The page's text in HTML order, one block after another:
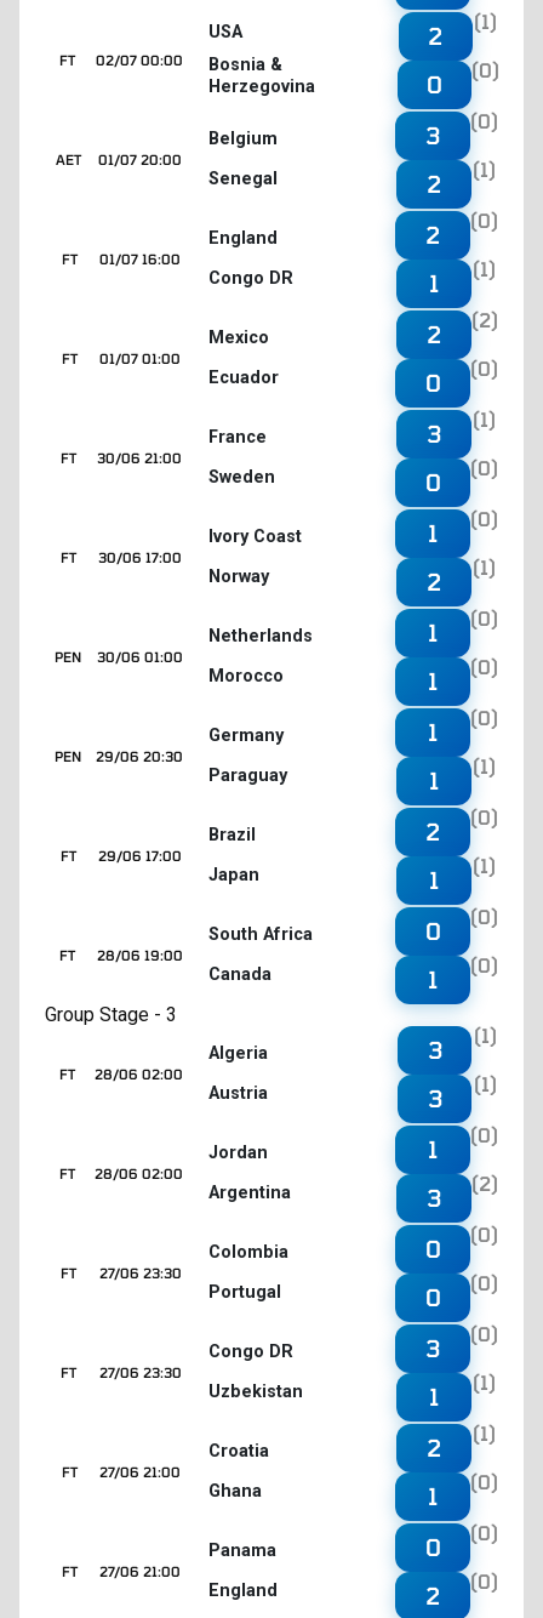
02/07 00:00
FT
USA
Bosnia &
Herzegovina
2
(1)
0
(0)
01/07 20:00
AET
Belgium
Senegal
3
(0)
2
(1)
01/07 16:00
FT
England
Congo DR
2
(0)
1
(1)
01/07 01:00
FT
Mexico
Ecuador
2
(2)
0
(0)
30/06 21:00
FT
France
Sweden
3
(1)
0
(0)
30/06 17:00
FT
Ivory Coast
Norway
1
(0)
2
(1)
30/06 01:00
PEN
Netherlands
Morocco
1
(0)
1
(0)
29/06 20:30
PEN
Germany
Paraguay
1
(0)
1
(1)
29/06 17:00
FT
Brazil
Japan
2
(0)
1
(1)
28/06 19:00
FT
South Africa
Canada
0
(0)
1
(0)
Group Stage - 3
28/06 02:00
FT
Algeria
Austria
3
(1)
3
(1)
28/06 02:00
FT
Jordan
Argentina
1
(0)
3
(2)
27/06 23:30
FT
Colombia
Portugal
0
(0)
0
(0)
27/06 23:30
FT
Congo DR
Uzbekistan
3
(0)
1
(1)
27/06 21:00
FT
Croatia
Ghana
2
(1)
1
(0)
27/06 21:00
FT
Panama
England
0
(0)
2
(0)